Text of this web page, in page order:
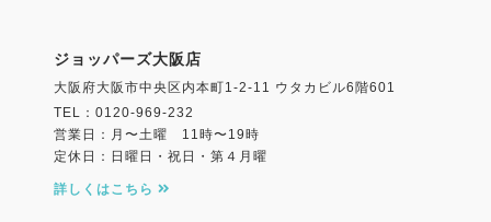
ジョッパーズ大阪店
大阪府大阪市中央区内本町1-2-11 ウタカビル6階601
TEL：0120-969-232
営業日：月〜土曜 11時〜19時
定休日：日曜日・祝日・第４月曜
詳しくはこちら